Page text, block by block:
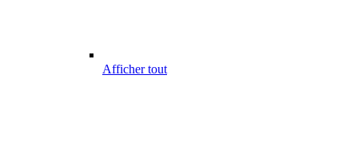
Afficher tout